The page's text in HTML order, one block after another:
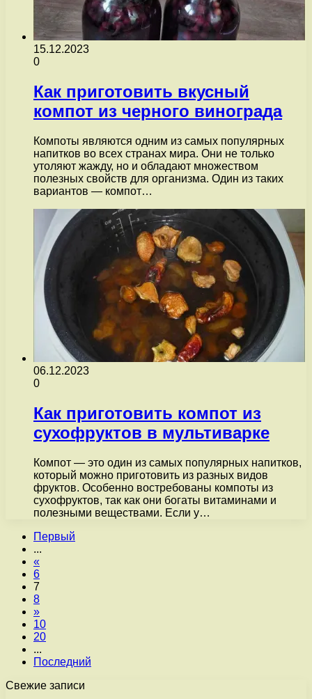
15.12.2023
0
Как приготовить вкусный
компот из черного винограда
Компоты являются одним из самых популярных
напитков во всех странах мира. Они не только
утоляют жажду, но и обладают множеством
полезных свойств для организма. Один из таких
вариантов — компот…
06.12.2023
0
Как приготовить компот из
сухофруктов в мультиварке
Компот — это один из самых популярных напитков,
который можно приготовить из разных видов
фруктов. Особенно востребованы компоты из
сухофруктов, так как они богаты витаминами и
полезными веществами. Если у…
Первый
...
«
6
7
8
»
10
20
...
Последний
Свежие записи